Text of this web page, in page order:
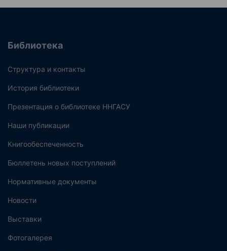
Библиотека
Структура и контакты
История библиотеки
Презентация о библиотеке ННГАСУ
Наши публикации
Книгообеспеченность
Бюллетень новых поступлений
Нормативные документы
Новости
Выставки
Фотогалерея